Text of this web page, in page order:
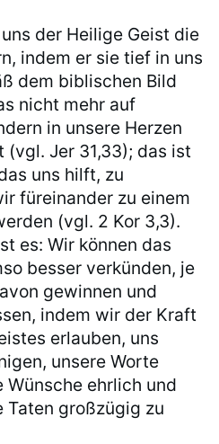
der Heilige Geist die
indem er sie tief in uns
dem biblischen Bild
nicht mehr auf
in unsere Herzen
(vgl. Jer 31,33); das ist
uns hilft, zu
füreinander zu einem
(vgl. 2 Kor 3,3).
es: Wir können das
besser verkünden, je
gewinnen und
indem wir der Kraft
erlauben, uns
unsere Worte
Wünsche ehrlich und
Taten großzügig zu